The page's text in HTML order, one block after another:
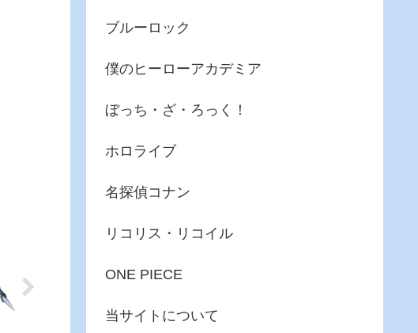
ブルーロック
僕のヒーローアカデミア
ぼっち・ざ・ろっく！
ホロライブ
名探偵コナン
リコリス・リコイル
ONE PIECE
当サイトについて